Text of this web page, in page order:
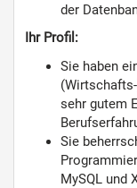
der
Ihr Profil:
Sie haben
sehr gutem
Sie
MySQL und